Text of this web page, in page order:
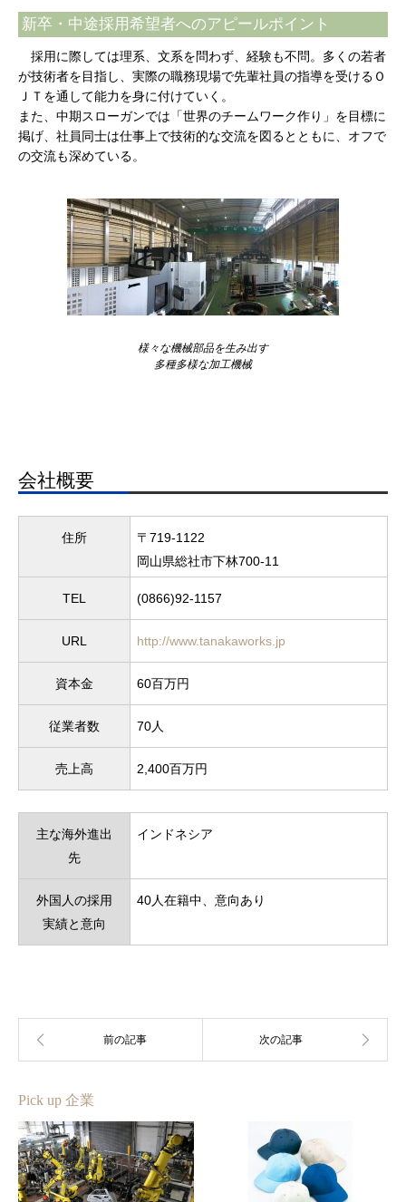
新卒・中途採用希望者へのアピールポイント
採用に際しては理系、文系を問わず、経験も不問。多くの若者
が技術者を目指し、実際の職務現場で先輩社員の指導を受けるＯ
ＪＴを通して能力を身に付けていく。
また、中期スローガンでは「世界のチームワーク作り」を目標に
掲げ、社員同士は仕事上で技術的な交流を図るとともに、オフで
の交流も深めている。
様々な機械部品を生み出す
多種多様な加工機械
会社概要
住所
〒719-1122
岡山県総社市下林700-11
TEL (0866)92-1157
URL http://www.tanakaworks.jp
資本金 60百万円
従業者数 70人
売上高 2,400百万円
主な海外進出
先
インドネシア
外国人の採用
実績と意向
40人在籍中、意向あり
Pick up 企業